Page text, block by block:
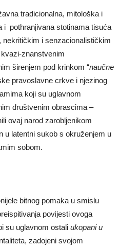
tradicionalna, mitološka i
i pothranjivana stotinama tisuća
i senzacionalističkim
znanstvenim
širenjem pod krinkom “naučne
pravoslavne crkve i njezinog
koji su uglavnom
društvenim obrascima –
ovaj narod zarobljenikom
u latentni sukob s okruženjem u
sobom.
bitnog pomaka u smislu
povijesti ovoga
su uglavnom ostali ukopani u
zadojeni svojom